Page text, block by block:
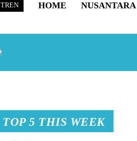
TREN HOME NUSANTARA
TOP 5 THIS WEEK